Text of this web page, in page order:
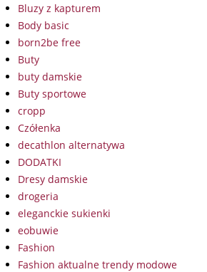
Bluzy z kapturem
Body basic
born2be free
Buty
buty damskie
Buty sportowe
cropp
Czółenka
decathlon alternatywa
DODATKI
Dresy damskie
drogeria
eleganckie sukienki
eobuwie
Fashion
Fashion aktualne trendy modowe